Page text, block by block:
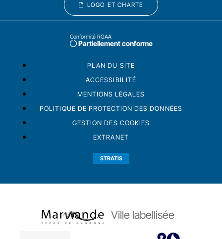
LOGO ET CHARTE
Conformité RGAA
Partiellement conforme
PLAN DU SITE
ACCESSIBILITÉ
MENTIONS LÉGALES
POLITIQUE DE PROTECTION DES DONNÉES
GESTION DES COOKIES
EXTRANET
STRATIS
Ville labellisée